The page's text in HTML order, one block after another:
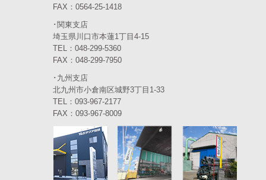
2023年10月(3)
2023年9月(4)
(3)
2023年7月(5)
(5)
(5)
FAX：0564-25-1418
･関東支店
埼玉県川口市本蓮1丁目4-15
TEL：048-299-5360
FAX：048-299-7950
･九州支店
北九州市小倉南区城野3丁目1-33
TEL：093-967-2177
FAX：093-967-8009